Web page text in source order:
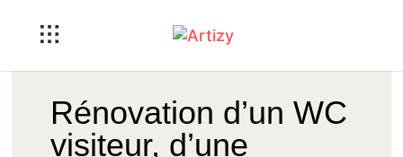
Rénovation d’un WC
visiteur, d’une